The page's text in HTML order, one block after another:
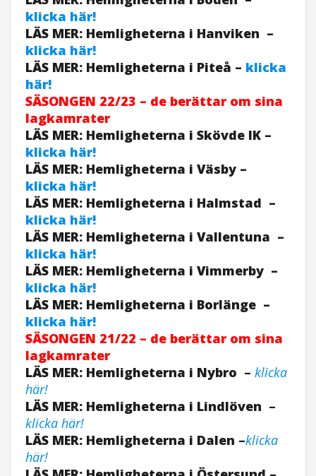
klicka här!
LÄS MER: Hemligheterna i Hanviken –
klicka här!
LÄS MER: Hemligheterna i Piteå – klicka
här!
SÄSONGEN 22/23 – de berättar om sina
lagkamrater
LÄS MER: Hemligheterna i Skövde IK –
klicka här!
LÄS MER: Hemligheterna i Väsby –
klicka här!
LÄS MER: Hemligheterna i Halmstad –
klicka här!
LÄS MER: Hemligheterna i Vallentuna –
klicka här!
LÄS MER: Hemligheterna i Vimmerby –
klicka här!
LÄS MER: Hemligheterna i Borlänge –
klicka här!
SÄSONGEN 21/22 – de berättar om sina
lagkamrater
LÄS MER: Hemligheterna i Nybro – klicka
här!
LÄS MER: Hemligheterna i Lindlöven –
klicka här!
LÄS MER: Hemligheterna i Dalen –klicka
här!